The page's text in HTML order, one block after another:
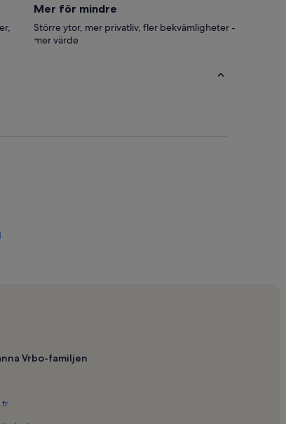
Mer för mindre
Större ytor, mer privatliv, fler bekvämligheter -
mer värde
Vrbo-familjen